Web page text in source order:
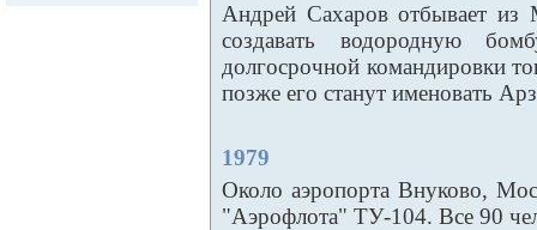
Андрей Сахаров отбывает
создавать водородную
долгосрочной командировки
позже его станут именовать
1979
Около аэропорта Внуково,
"Аэрофлота" ТУ-104. Все 90